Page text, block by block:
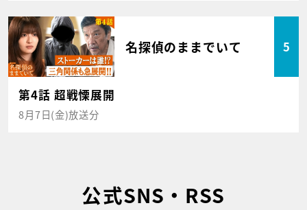
名探偵のままでいて 5
第4話 超戦慄展開
8月7日(金)放送分
公式SNS・RSS